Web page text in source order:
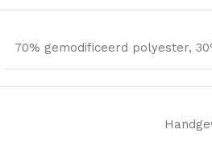
70% gemodificeerd polyester,